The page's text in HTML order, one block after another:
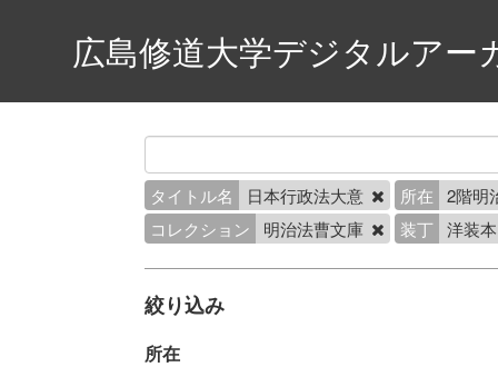
広島修道大学デジタルアー
タイトル名 日本行政法大意 所在
2階明
コレクション
明治法曹文庫 装丁 洋装
絞り込み
所在